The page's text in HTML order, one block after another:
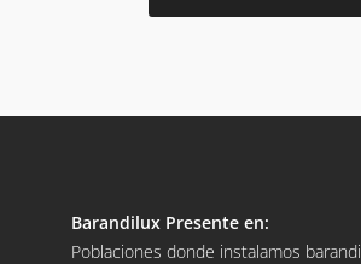
Barandilux Presente en:
Poblaciones donde instalamos